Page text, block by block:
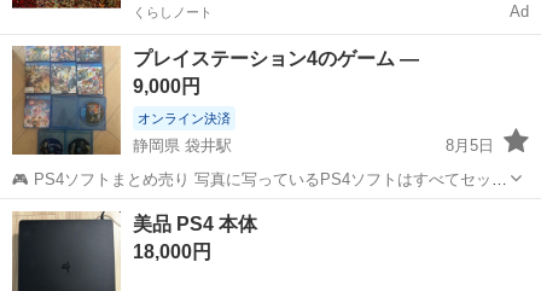
くらしノート Ad
プレイステーション4のゲーム —
9,000円
オンライン決済
静岡県 袋井駅
8月5日
🎮 PS4ソフトまとめ売り 写真に写っているPS4ソフトはすべてセット
です。 動作確認済みです。 価格：12,000円 ご不明な点がございまし
たら、お気軽にお問い合わせください。
静岡 袋井市 袋井駅 ゲーム攻略本
プレイステーション4
美品 PS4 本体
18,000円